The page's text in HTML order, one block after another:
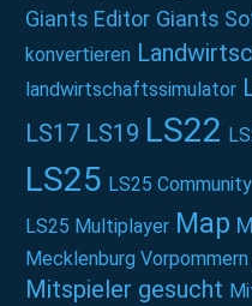
Giants Editor Giants
konvertieren
landwirtschaftssimulator
LS17 LS19 LS22
LS25 LS25 Community
LS25 Multiplayer Map
Mecklenburg Vorpommern
Mitspieler gesucht